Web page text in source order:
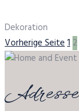
Dekoration
Vorherige Seite1 2
Adresse